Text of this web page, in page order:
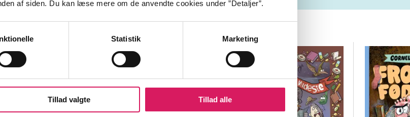
af siden. Du kan læse mere om de anvendte cookies under ”Detaljer”.
Statistik Marketing
Tillad valgte Tillad alle